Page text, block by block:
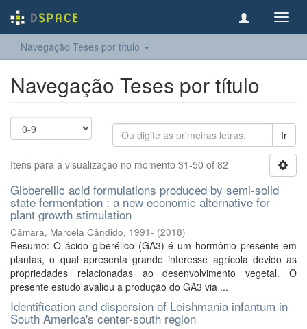
Navegação Teses por título
Navegação Teses por título
Ir
Itens para a visualização no momento 31-50 of 82
Gibberellic acid formulations produced by semi-solid
state fermentation : a new economic alternative for
plant growth stimulation
Câmara, Marcela Cândido, 1991- (2018)
Resumo: O ácido giberélico (GA3) é um hormônio presente em
plantas, o qual apresenta grande interesse agrícola devido as
propriedades relacionadas ao desenvolvimento vegetal. O
presente estudo avaliou a produção do GA3 via ...
Identification and dispersion of Leishmania infantum in
South America's center-south region